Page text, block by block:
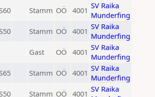
S60 Stamm OÖ 4001 SV Raika
Munderfing
S50 Stamm OÖ 4001 SV Raika
Munderfing
Gast OÖ 4001 SV Raika
Munderfing
S65 Stamm OÖ 4001 SV Raika
Munderfing
S50 Stamm OÖ 4001 SV Raika